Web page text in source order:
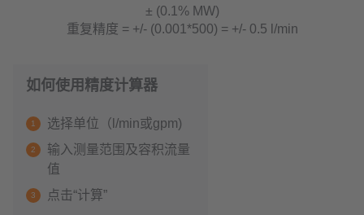
± (0.1% MW)
重复精度 = +/- (0.001*500) = +/- 0.5 l/min
如何使用精度计算器
选择单位（l/min或gpm)
输入测量范围及容积流量
值
点击“计算”